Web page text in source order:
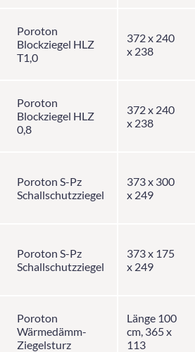
Poroton
Blockziegel HLZ
T1,0
372 x 240
x 238
Poroton
Blockziegel HLZ
0,8
372 x 240
x 238
Poroton S-Pz
Schallschutzziegel
373 x 300
x 249
Poroton S-Pz
Schallschutzziegel
373 x 175
x 249
Poroton
Wärmedämm-
Ziegelsturz
Länge 100
cm, 365 x
113